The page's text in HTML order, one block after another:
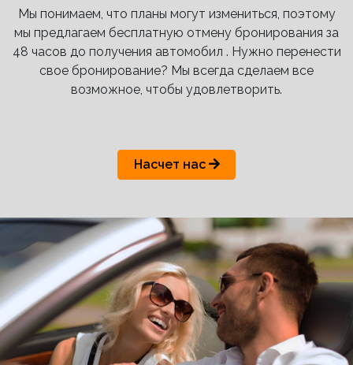
Мы понимаем, что планы могут измениться, поэтому
мы предлагаем бесплатную отмену бронирования за
48 часов до получения автомобил . Нужно перенести
свое бронирование? Мы всегда сделаем все
возможное, чтобы удовлетворить.
Насчет нас